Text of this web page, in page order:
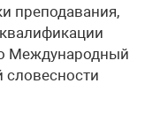
преподавания,
Международный
словесности